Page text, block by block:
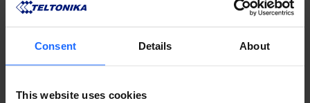
Consent Details About
This website uses cookies
REMOTE